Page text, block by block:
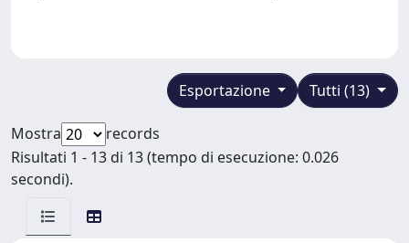
Tutti (13)
Esportazione
Mostra
records
Risultati 1 - 13 di 13 (tempo di esecuzione: 0.026
secondi).